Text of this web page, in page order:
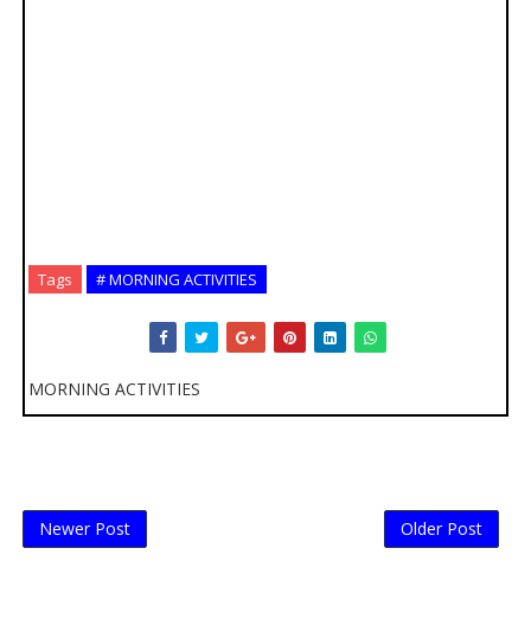
Tags # MORNING ACTIVITIES
MORNING ACTIVITIES
Newer Post Older Post